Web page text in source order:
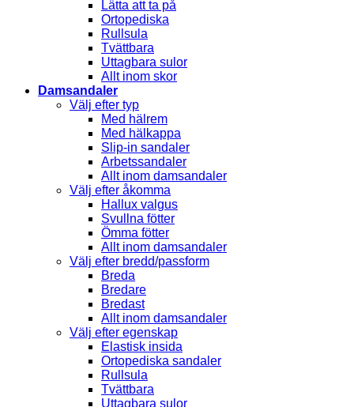
Lätta att ta på
Ortopediska
Rullsula
Tvättbara
Uttagbara sulor
Allt inom skor
Damsandaler
Välj efter typ
Med hälrem
Med hälkappa
Slip-in sandaler
Arbetssandaler
Allt inom damsandaler
Välj efter åkomma
Hallux valgus
Svullna fötter
Ömma fötter
Allt inom damsandaler
Välj efter bredd/passform
Breda
Bredare
Bredast
Allt inom damsandaler
Välj efter egenskap
Elastisk insida
Ortopediska sandaler
Rullsula
Tvättbara
Uttagbara sulor